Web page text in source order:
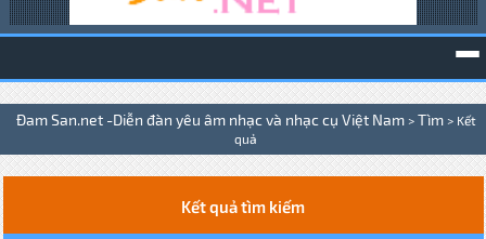
Đam San.net -Diễn đàn yêu âm nhạc và nhạc cụ Việt Nam > Tìm > Kết
quả
Kết quả tìm kiếm